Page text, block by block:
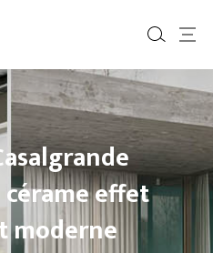
cérame effet
moderne